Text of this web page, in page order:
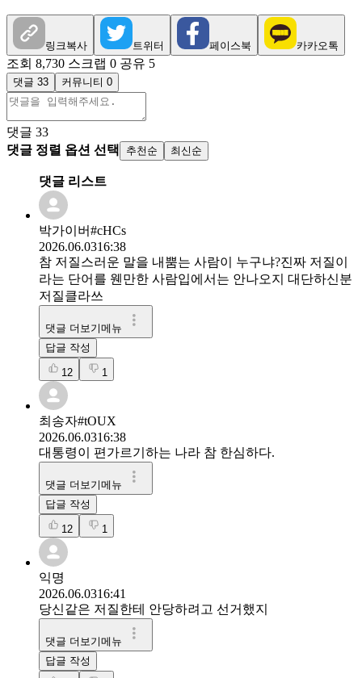
링크복사 트위터 페이스북 카카오톡
조회 8,730 스크랩 0 공유 5
댓글 33 커뮤니티 0
댓글 33
댓글 정렬 옵션 선택
추천순 최신순
댓글 리스트
박가이버#cHCs
2026.06.0316:38
참 저질스러운 말을 내뿜는 사람이 누구냐?진짜 저질이
라는 단어를 웬만한 사람입에서는 안나오지 대단하신분
저질클라쓰
댓글 더보기메뉴
답글 작성
12 1
최송자#tOUX
2026.06.0316:38
대통령이 편가르기하는 나라 참 한심하다.
댓글 더보기메뉴
답글 작성
12 1
익명
2026.06.0316:41
당신같은 저질한테 안당하려고 선거했지
댓글 더보기메뉴
답글 작성